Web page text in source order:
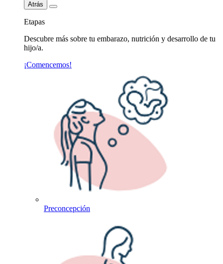
Atrás
Etapas
Descubre más sobre tu embarazo, nutrición y desarrollo de tu
hijo/a.
¡Comencemos!
Preconcepción